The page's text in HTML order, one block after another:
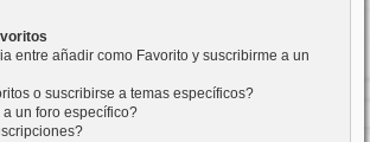
entre añadir como Favorito y suscribirme a un
o suscribirse a temas específicos?
un foro específico?